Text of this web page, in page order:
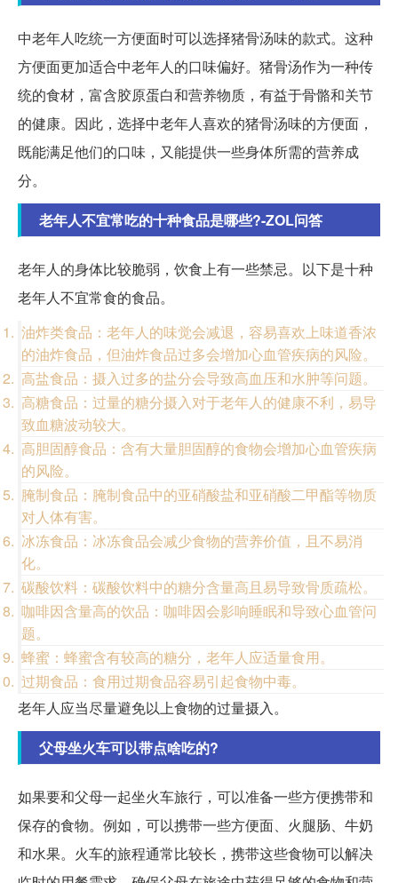
中老年人吃统一方便面时可以选择猪骨汤味的款式。这种
方便面更加适合中老年人的口味偏好。猪骨汤作为一种传
统的食材，富含胶原蛋白和营养物质，有益于骨骼和关节
的健康。因此，选择中老年人喜欢的猪骨汤味的方便面，
既能满足他们的口味，又能提供一些身体所需的营养成
分。
老年人不宜常吃的十种食品是哪些?-ZOL问答
老年人的身体比较脆弱，饮食上有一些禁忌。以下是十种
老年人不宜常食的食品。
油炸类食品：老年人的味觉会减退，容易喜欢上味道香浓
的油炸食品，但油炸食品过多会增加心血管疾病的风险。
高盐食品：摄入过多的盐分会导致高血压和水肿等问题。
高糖食品：过量的糖分摄入对于老年人的健康不利，易导
致血糖波动较大。
高胆固醇食品：含有大量胆固醇的食物会增加心血管疾病
的风险。
腌制食品：腌制食品中的亚硝酸盐和亚硝酸二甲酯等物质
对人体有害。
冰冻食品：冰冻食品会减少食物的营养价值，且不易消
化。
碳酸饮料：碳酸饮料中的糖分含量高且易导致骨质疏松。
咖啡因含量高的饮品：咖啡因会影响睡眠和导致心血管问
题。
蜂蜜：蜂蜜含有较高的糖分，老年人应适量食用。
过期食品：食用过期食品容易引起食物中毒。
老年人应当尽量避免以上食物的过量摄入。
父母坐火车可以带点啥吃的?
如果要和父母一起坐火车旅行，可以准备一些方便携带和
保存的食物。例如，可以携带一些方便面、火腿肠、牛奶
和水果。火车的旅程通常比较长，携带这些食物可以解决